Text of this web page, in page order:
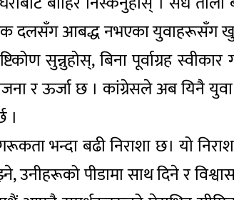
दलसँग आबद्ध नभएका युवाहरूसँग
सुन्नुहोस्, बिना पूर्वाग्रह
र ऊर्जा छ । कांग्रेसले अब यिनै
।
भन्दा बढी निराशा छ। यो
पीडामा साथ दिने र विश्वास